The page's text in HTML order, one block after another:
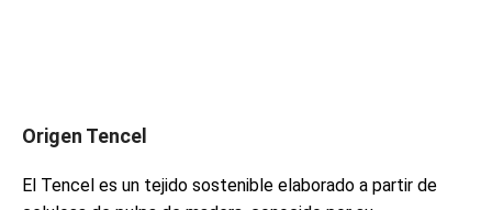
Origen Tencel
El Tencel es un tejido sostenible elaborado a partir de